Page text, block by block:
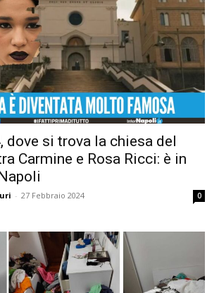
dove si trova la chiesa del
Carmine e Rosa Ricci: è in
- 27 Febbraio 2024 0